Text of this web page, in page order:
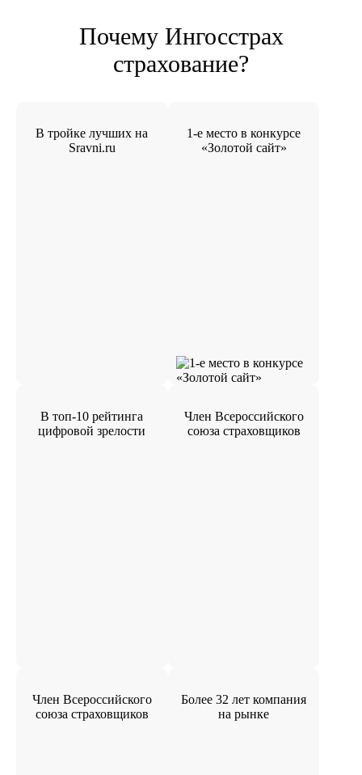
Почему Ингосстрах
страхование?
В тройке лучших на
Sravni.ru
1-е место в конкурсе
«Золотой сайт»
В топ-10 рейтинга
цифровой зрелости
Член Всероссийского
союза страховщиков
Член Всероссийского
союза страховщиков
Более 32 лет компания
на рынке